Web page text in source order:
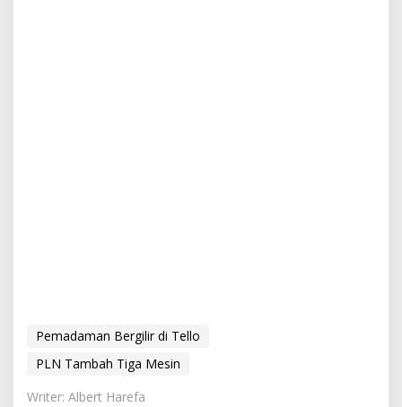
Pemadaman Bergilir di Tello
PLN Tambah Tiga Mesin
Writer: Albert Harefa